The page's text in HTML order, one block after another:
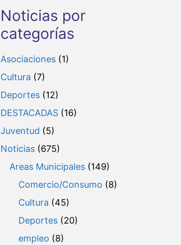
Noticias por
categorías
Asociaciones(1)
Cultura (7)
Deportes(12)
DESTACADAS(16)
Juventud (5)
Noticias(675)
Areas Municipales(149)
Comercio/Consumo (8)
Cultura (45)
Deportes(20)
empleo (8)